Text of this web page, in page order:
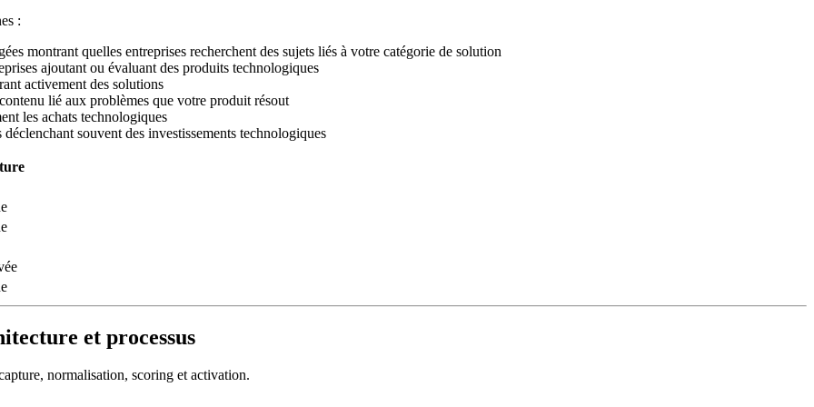
:
montrant quelles entreprises recherchent des sujets liés à votre catégorie de solution
ajoutant ou évaluant des produits technologiques
activement des solutions
lié aux problèmes que votre produit résout
les achats technologiques
souvent des investissements technologiques
et processus
normalisation, scoring et activation.